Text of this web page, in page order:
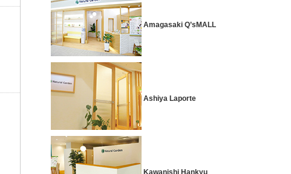
Amagasaki Q’sMALL
Ashiya Laporte
Kawanishi Hankyu